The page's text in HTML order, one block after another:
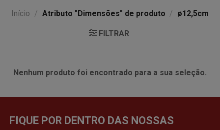
Início / Atributo "Dimensões" de produto / ø12,5cm
FILTRAR
Nenhum produto foi encontrado para a sua seleção.
FIQUE POR DENTRO DAS NOSSAS